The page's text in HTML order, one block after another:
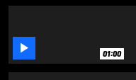
 01:00